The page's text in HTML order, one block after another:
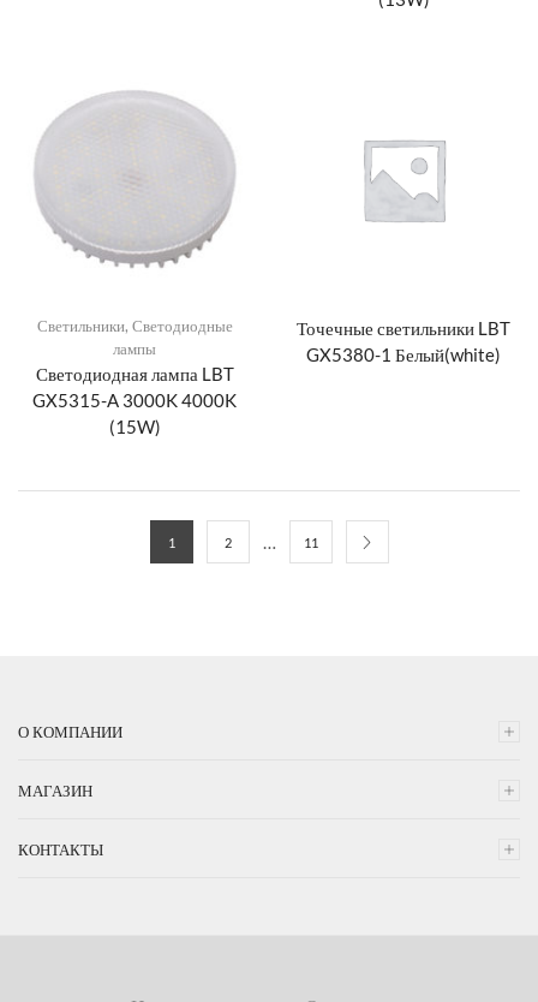
Светильники, Светодиодные
лампы
Светодиодная лампа LBT
GX5315-A 3000K 4000K
(15W)
Точечные светильники LBT
GX5380-1 Белый(white)
1 2 … 11
О КОМПАНИИ
МАГАЗИН
КОНТАКТЫ